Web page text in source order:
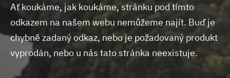
Ať koukáme, jak koukáme, stránku pod tímto
odkazem na našem webu nemůžeme najít. Buď je
chybně zadaný odkaz, nebo je požadovaný produkt
vyprodán, nebo u nás tato stránka neexistuje.